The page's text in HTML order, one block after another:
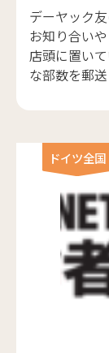
デーヤック
お知り合い
店頭に置い
な部数を郵
ドイツ全国